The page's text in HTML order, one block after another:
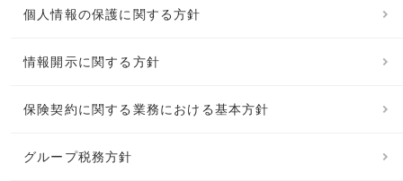
個人情報の保護に関する方針
情報開示に関する方針
保険契約に関する業務における基本方針
グループ税務方針